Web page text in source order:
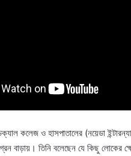
কলেজ ও হাসপাতালের (নয়েডা
বাড়ায়। তিনি বলেছেন যে কিছু লোকের